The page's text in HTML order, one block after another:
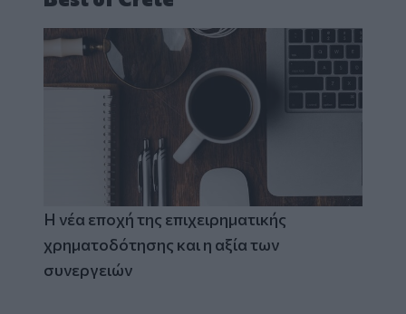
Η νέα εποχή της επιχειρηματικής
χρηματοδότησης και η αξία των
συνεργειών